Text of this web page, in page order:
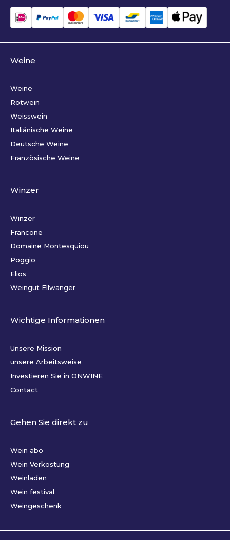
Weine
Weine
Rotwein
Weisswein
Italiänische Weine
Deutsche Weine
Französische Weine
Winzer
Winzer
Francone
Domaine Montesquiou
Poggio
Elios
Weingut Ellwanger
Wichtige Informationen
Unsere Mission
unsere Arbeitsweise
Investieren Sie in ONWINE
Contact
Gehen Sie direkt zu
Wein abo
Wein Verkostung
Weinladen
Wein festival
Weingeschenk